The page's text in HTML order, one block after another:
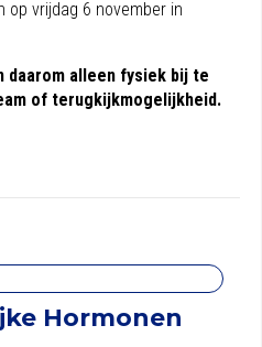
op vrijdag 6 november in
daarom alleen fysiek bij te
of terugkijkmogelijkheid.
Hormonen